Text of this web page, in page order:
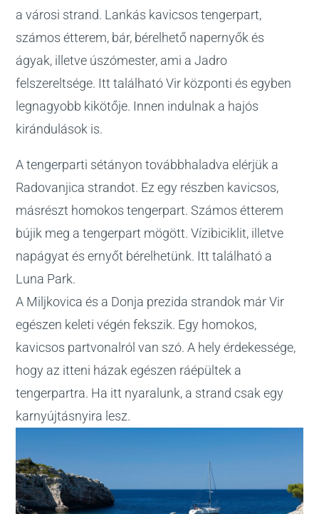
a városi strand. Lankás kavicsos tengerpart,
számos étterem, bár, bérelhető napernyők és
ágyak, illetve úszómester, ami a Jadro
felszereltsége. Itt található Vir központi és egyben
legnagyobb kikötője. Innen indulnak a hajós
kirándulások is.
A tengerparti sétányon továbbhaladva elérjük a
Radovanjica strandot. Ez egy részben kavicsos,
másrészt homokos tengerpart. Számos étterem
bújik meg a tengerpart mögött. Vízibiciklit, illetve
napágyat és ernyőt bérelhetünk. Itt található a
Luna Park.
A Miljkovica és a Donja prezida strandok már Vir
egészen keleti végén fekszik. Egy homokos,
kavicsos partvonalról van szó. A hely érdekessége,
hogy az itteni házak egészen ráépültek a
tengerpartra. Ha itt nyaralunk, a strand csak egy
karnyújtásnyira lesz.